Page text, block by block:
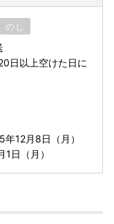
のし
日以上空けた日に
12月8日（月）
日（月）